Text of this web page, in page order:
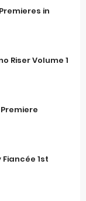
in
Riser Volume 1
1st